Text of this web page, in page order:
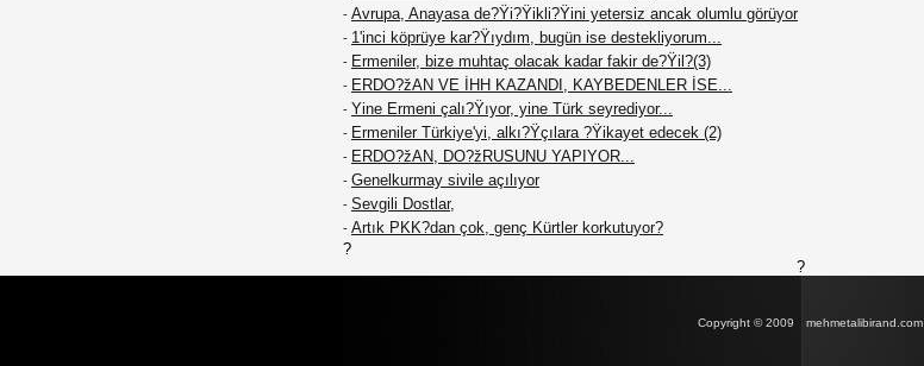
- Avrupa, Anayasa de?Ÿi?Ÿikli?Ÿini yetersiz ancak olumlu görüyor
- 1'inci köprüye kar?Ÿıydım, bugün ise destekliyorum...
- Ermeniler, bize muhtaç olacak kadar fakir de?Ÿil?(3)
- ERDO?žAN VE İHH KAZANDI, KAYBEDENLER İSE...
- Yine Ermeni çalı?Ÿıyor, yine Türk seyrediyor...
- Ermeniler Türkiye'yi, alkı?Ÿçılara ?Ÿikayet edecek (2)
- ERDO?žAN, DO?žRUSUNU YAPIYOR...
- Genelkurmay sivile açılıyor
- Sevgili Dostlar,
- Artık PKK?dan çok, genç Kürtler korkutuyor?
?
?
Copyright © 2009 mehmetalibirand.com